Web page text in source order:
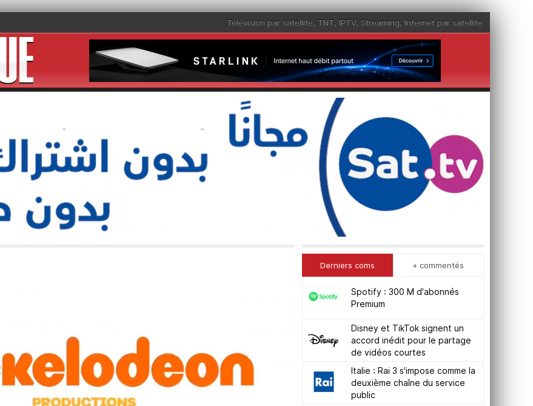
Télévision par satellite, TNT, IPTV, Streaming, Internet par satellite
Derniers coms + commentés
Spotify : 300 M d'abonnés
Premium
Disney et TikTok signent un
accord inédit pour le partage
de vidéos courtes
Italie : Rai 3 s'impose comme la
deuxième chaîne du service
public